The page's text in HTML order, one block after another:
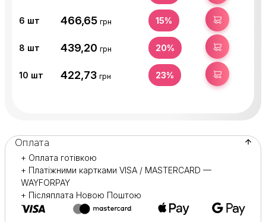
6 шт 466,65 грн 15% КУПИТИ
8 шт 439,20 грн 20% КУПИТИ
10 шт 422,73 грн 23% КУПИТИ
Оплата
+ Оплата готівкою
+ Платіжними картками VISA / MASTERCARD —
WAYFORPAY
+ Післяплата Новою Поштою